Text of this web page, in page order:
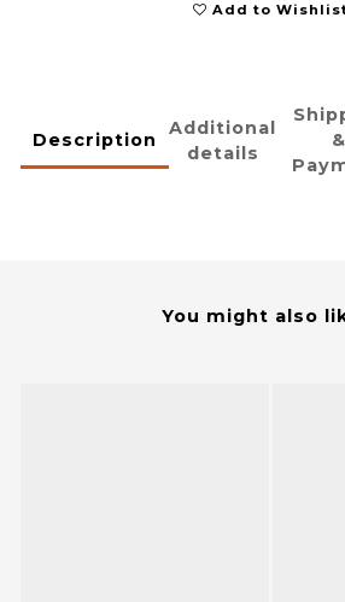
Add to
Description
Additional
details
&
You might also